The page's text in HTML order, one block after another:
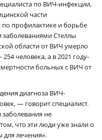
по ВИЧ-инфекции,
части
по профилактике и борьбе
Стеллы
области от ВИЧ умерло
человека, а в 2021 году-
больных с ВИЧ от
диагноза ВИЧ-
— говорит специалист.
не
что эти люди уже знали о
лечения».